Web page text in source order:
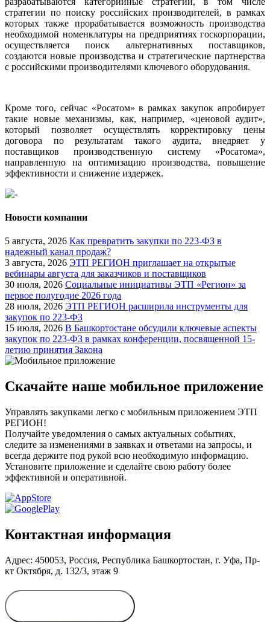
стратегии по поиску российских производителей, в рамках
которых также прорабатывается возможность производства
необходимой номенклатуры на предприятиях госкорпорации,
осуществляется поиск альтернативных поставщиков,
создаются новые производства и стратегические партнерства
с российскими производителями ключевого оборудования.
Кроме того, сейчас «Росатом» в рамках закупок апробирует
такие новые механизмы, как, например, «ценовой аудит»,
который позволяет осуществлять корректировку цены
договора по результатам такого аудита, внедряет у
поставщиков производственную систему «Росатома»,
направленную на оптимизацию производства, повышение
эффективности и снижение издержек.
Новости компании
5 августа, 2026 Как превратить закупки по 223-ФЗ в
надежный канал продаж?
3 августа, 2026 ЭТП РЕГИОН приглашает на открытые
вебинары августа для заказчиков и поставщиков
30 июля, 2026 Социальные инициативы ЭТП «Регион» за
первое полугодие 2026 года
28 июля, 2026 ЭТП РЕГИОН расширила инструменты для
закупок по 223-ФЗ
15 июля, 2026 В Башкортостане обсудили ключевые аспекты
закупок по 223-ФЗ в рамках конференции, посвященной 15-
летию принятия Закона
Скачайте наше мобильное приложение
Управлять закупками легко с мобильным приложением ЭТП
РЕГИОН!
Получайте уведомления о самых актуальных событиях,
следите за изменениями в заявках и ответами на запросы, и
всегда держите под рукой всю необходимую информацию.
Установите приложение и сделайте свою работу более
эффективной и оперативной.
Контактная информация
Адрес: 450053, Россия, Республика Башкортостан, г. Уфа, Пр-
кт Октября, д. 132/3, этаж 9